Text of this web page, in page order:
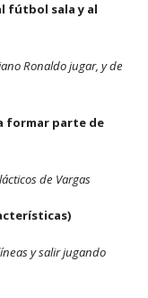
fútbol sala y al
Ronaldo jugar, y de
formar parte de
de Vargas
y salir jugando